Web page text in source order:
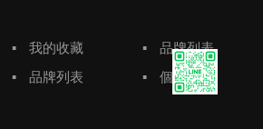
▪
我的收藏
▪
品牌列表
▪
品牌列表
▪
個人中心